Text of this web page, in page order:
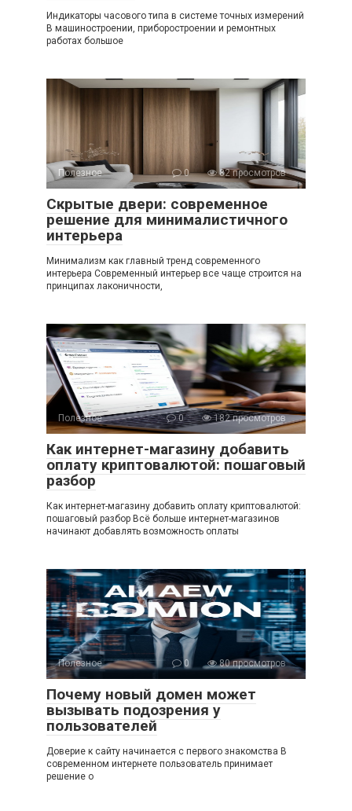
Индикаторы часового типа в системе точных измерений
В машиностроении, приборостроении и ремонтных
работах большое
Полезное 0 82 просмотров
Скрытые двери: современное
решение для минималистичного
интерьера
Минимализм как главный тренд современного
интерьера Современный интерьер все чаще строится на
принципах лаконичности,
Полезное 0 182 просмотров
Как интернет-магазину добавить
оплату криптовалютой: пошаговый
разбор
Как интернет-магазину добавить оплату криптовалютой:
пошаговый разбор Всё больше интернет-магазинов
начинают добавлять возможность оплаты
Полезное 0 80 просмотров
Почему новый домен может
вызывать подозрения у
пользователей
Доверие к сайту начинается с первого знакомства В
современном интернете пользователь принимает
решение о